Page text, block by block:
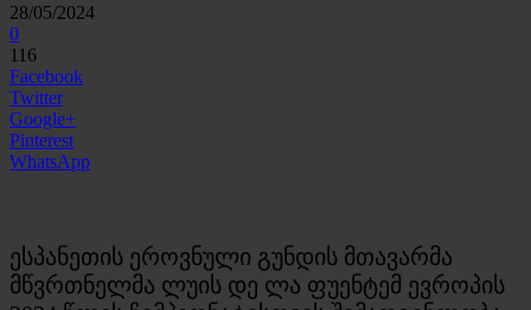
28/05/2024
0
116
Facebook
Twitter
Google+
Pinterest
WhatsApp
ესპანეთის ეროვნული გუნდის მთავარმა
მწვრთნელმა ლუის დე ლა ფუენტემ ევროპის